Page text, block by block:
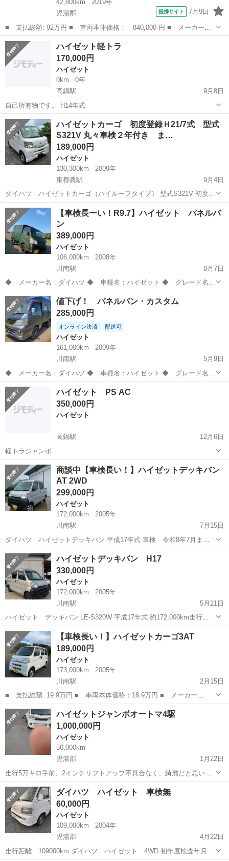
42,800km
2019年
児湯郡
提携サイト 7月9日
■ 支払総額: 92万円 ■ 車両本体価格： 840,000 円 ■ メーカー
名： ダイハツ ■ 車種名： ハイゼットトラック ■ グレード
名： スタンダード ４ＷＤ エアコン パワステ付 ４ＷＤ ■ 排
気量： 660cc...
宮崎 ハイゼット
ハイゼット軽トラ
170,000円
ハイゼット
0km
0年
高鍋駅
9月8日
自己所有物です。 H14年式
宮崎 児湯郡 高鍋駅 ハイゼット コンプレッサー
ハイゼットカーゴ 初度登録Ｈ21/7式 型式
S321V 丸々車検２年付き ま…
189,000円
ハイゼット
130,300km
2009年
東都農駅
9月4日
ダイハツ ハイゼットカーゴ（ハイルーフタイプ） 型式S321V 初度登
録 平成21年7月式 車検満了 令和9年9月８日 5速ミッション（※AT
ではございません） 両側スライドドア（手動） 走行距離130,300km
KFエン...
宮崎 児湯郡 東都農駅 ハイゼット 21V
【車検長ーい！R9.7】ハイゼット パネルバ
ン
389,000円
ハイゼット
106,000km
2008年
川南駅
8月7日
◆ メーカー名：ダイハツ ◆ 車種名：ハイゼット ◆ グレード名：
パネルバン 2WD ◆ 排気量： 660cc ◆ ミッション：５ＭＴ
◆ 修復歴有無：不明 ◆ 年式（年）：2008年（平成20年式） ◆
走行距離：約106...
宮崎 児湯郡 川南駅 ハイゼット パネルバン
値下げ！ パネルバン・カスタム
285,000円
オンライン決済 配送可
ハイゼット
161,000km
2009年
川南駅
5月9日
◆ メーカー名：ダイハツ ◆ 車種名：ハイゼット ◆ グレード名：
パネルバン特装 ◆ 排気量： 660 ◆ ミッション：5MT ◆ 修復歴
宮崎 川南駅
ハイゼット PS AC
350,000円
ハイゼット
高鍋駅
12月6日
軽トラジャンボ
宮崎 児湯郡 高鍋駅 ハイゼット ジャンボ
商談中【車検長い！】ハイゼットデッキバン
AT 2WD
299,000円
ハイゼット
172,000km
2005年
川南駅
7月15日
ダイハツ ハイゼットデッキバン 平成17年式 車検 令和8年7月まで
現状渡しにてお願い致します！ 走行に支障が出るような不具合はござ
いません。 普段使いしておりますので、多少走行距離が伸びる可能性
がございます。 タイミン...
宮崎 児湯郡 川南駅 ハイゼット
ハイゼットデッキバン H17
330,000円
ハイゼット
172,000km
2005年
川南駅
5月21日
ハイゼット デッキバン LE-S320W 平成17年式 約172,000km走行
【装備品】 AT、2WD、エアコン、パワステ、フロントパワーウィンド
ウ、AM/FMラジオ 集中ドアロックが装備（キーレスではありません）
され...
宮崎 児湯郡 川南駅 ハイゼット ハイゼットデッキバン
【車検長い！】ハイゼットカーゴ3AT
189,000円
ハイゼット
173,000km
2005年
川南駅
2月15日
■ 支払総額: 19.9万円 ■ 車両本体価格：18.9万円 ■ メーカー
名： ダイハツ ■ 車種名：ハイゼットカーゴ標準ルーフ ■ グレー
ド名：スペシャルクリーン 2WD ■ 排気量： 660cc ■ ドア枚
数： 5D ■...
宮崎 児湯郡 川南駅 ハイゼット 走行距離
ハイゼットジャンボオートマ4駆
1,000,000円
ハイゼット
50,000km
児湯郡
1月22日
走行5万キロ手前、2インチリフトアップ不具合なく、綺麗だと思いま
す。現車確認必ずしてください。
宮崎 児湯郡 ハイゼット
ダイハツ ハイゼット 車検無
60,000円
ハイゼット
109,000km
2004年
児湯郡
4月22日
走行距離 109000km ダイハツ ハイゼット 4WD 初年度検査年月